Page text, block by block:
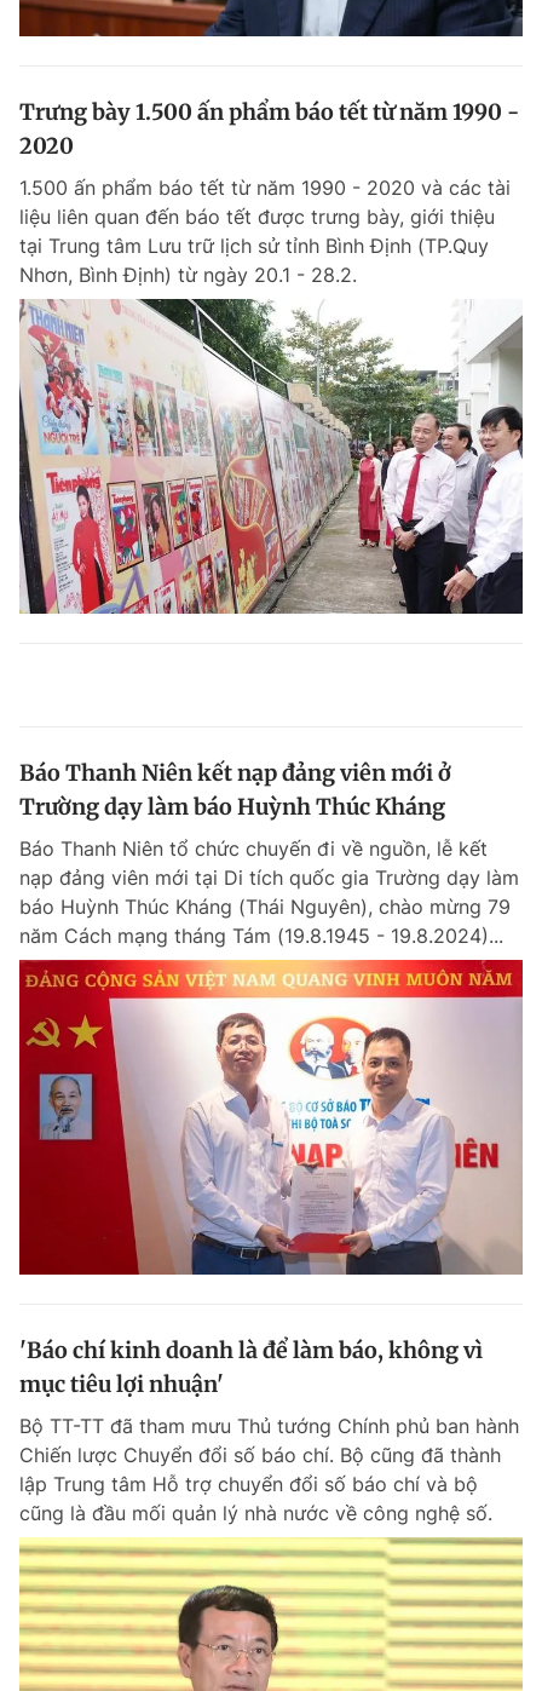
Trưng bày 1.500 ấn phẩm báo tết từ năm 1990 -
2020
1.500 ấn phẩm báo tết từ năm 1990 - 2020 và các tài
liệu liên quan đến báo tết được trưng bày, giới thiệu
tại Trung tâm Lưu trữ lịch sử tỉnh Bình Định (TP.Quy
Nhơn, Bình Định) từ ngày 20.1 - 28.2.
Báo Thanh Niên kết nạp đảng viên mới ở
Trường dạy làm báo Huỳnh Thúc Kháng
Báo Thanh Niên tổ chức chuyến đi về nguồn, lễ kết
nạp đảng viên mới tại Di tích quốc gia Trường dạy làm
báo Huỳnh Thúc Kháng (Thái Nguyên), chào mừng 79
năm Cách mạng tháng Tám (19.8.1945 - 19.8.2024)...
'Báo chí kinh doanh là để làm báo, không vì
mục tiêu lợi nhuận'
Bộ TT-TT đã tham mưu Thủ tướng Chính phủ ban hành
Chiến lược Chuyển đổi số báo chí. Bộ cũng đã thành
lập Trung tâm Hỗ trợ chuyển đổi số báo chí và bộ
cũng là đầu mối quản lý nhà nước về công nghệ số.